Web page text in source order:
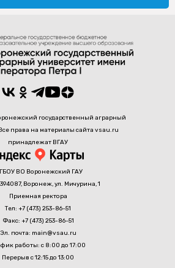
государственный аграрный
права на материалы сайта vsau.ru
принадлежат ВГАУ
ВО Воронежский ГАУ
Воронеж, ул. Мичурина, 1
Приемная ректора
Тел: +7 (473) 253-86-51
Факс: +7 (473) 253-86-51
Эл. почта: main@vsau.ru
работы: с 8:00 до 17:00
Перерыв с 12:15 до 13:00